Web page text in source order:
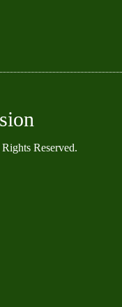
Reserved.